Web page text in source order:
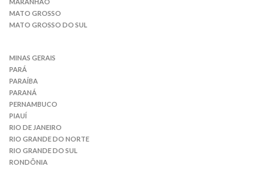
MATO GROSSO
MATO GROSSO DO SUL
MINAS GERAIS
PARÁ
PARAÍBA
PARANÁ
PERNAMBUCO
PIAUÍ
RIO DE JANEIRO
RIO GRANDE DO NORTE
RIO GRANDE DO SUL
RONDÔNIA